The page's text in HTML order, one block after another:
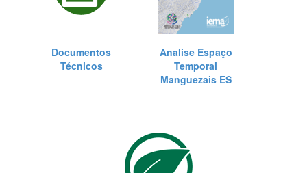
Documentos
Técnicos
Analise Espaço
Temporal
Manguezais ES